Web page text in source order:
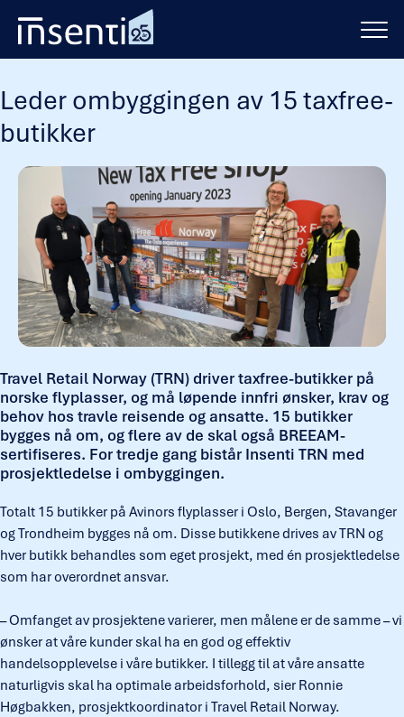
Leder ombyggingen av 15 taxfree-
butikker
Travel Retail Norway (TRN) driver taxfree-butikker på
norske flyplasser, og må løpende innfri ønsker, krav og
behov hos travle reisende og ansatte. 15 butikker
bygges nå om, og flere av de skal også BREEAM-
sertifiseres. For tredje gang bistår Insenti TRN med
prosjektledelse i ombyggingen.
Totalt 15 butikker på Avinors flyplasser i Oslo, Bergen, Stavanger
og Trondheim bygges nå om. Disse butikkene drives av TRN og
hver butikk behandles som eget prosjekt, med én prosjektledelse
som har overordnet ansvar.
– Omfanget av prosjektene varierer, men målene er de samme – vi
ønsker at våre kunder skal ha en god og effektiv
handelsopplevelse i våre butikker. I tillegg til at våre ansatte
naturligvis skal ha optimale arbeidsforhold, sier Ronnie
Høgbakken, prosjektkoordinator i Travel Retail Norway.